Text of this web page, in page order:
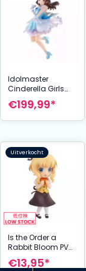
Idolmaster
Cinderella Girls
PVC Statue 1/7
U149 Arisu
€199,99*
Uitverkocht
Is the Order a
Rabbit Bloom PVC
Statue Syaro 6 cm
€13,95*